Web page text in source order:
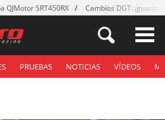
QJMotor SRT450RX Cambios DGT: ¡guantes!
PRUEBAS NOTICIAS VÍDEOS